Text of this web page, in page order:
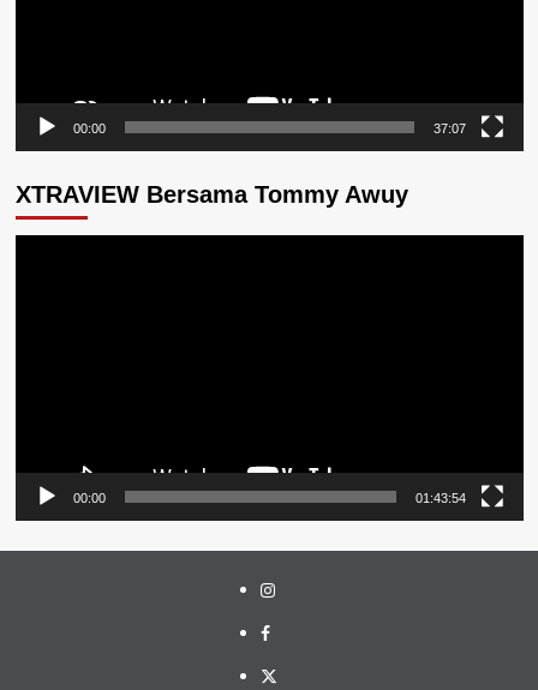
00:00 37:07
XTRAVIEW Bersama Tommy Awuy
00:00 01:43:54
Instagram
Facebook
Twitter